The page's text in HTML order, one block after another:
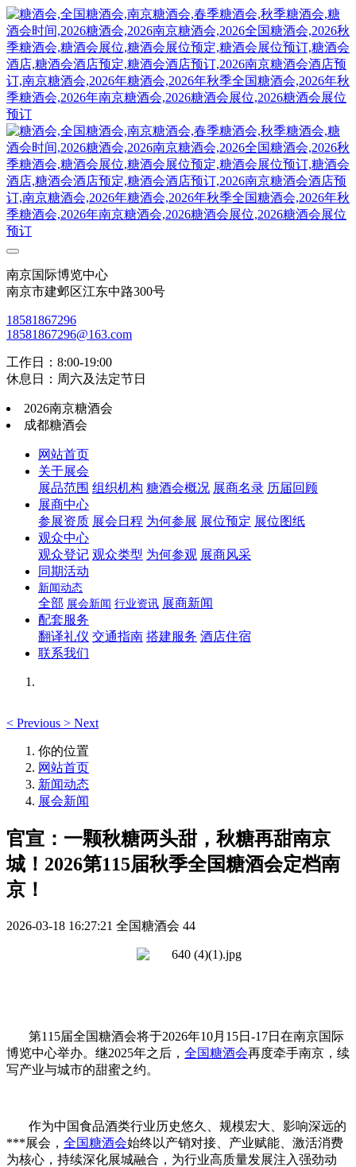
南京国际博览中心
南京市建邺区江东中路300号
18581867296
18581867296@163.com
工作日：8:00-19:00
休息日：周六及法定节日
2026南京糖酒会
成都糖酒会
网站首页
关于展会
展品范围 组织机构 糖酒会概况 展商名录 历届回顾
展商中心
参展资质 展会日程 为何参展 展位预定 展位图纸
观众中心
观众登记 观众类型 为何参观 展商风采
同期活动
新闻动态
全部 展会新闻 行业资讯 展商新闻
配套服务
翻译礼仪 交通指南 搭建服务 酒店住宿
联系我们
< Previous > Next
你的位置
网站首页
新闻动态
展会新闻
官宣：一颗秋糖两头甜，秋糖再甜南京
城！2026第115届秋季全国糖酒会定档南
京！
2026-03-18 16:27:21 全国糖酒会 44
第115届全国糖酒会将于2026年10月15日-17日在南京国际
博览中心举办。继2025年之后， 全国糖酒会再度牵手南京，续
写产业与城市的甜蜜之约。
作为中国食品酒类行业历史悠久、规模宏大、影响深远的
***展会， 全国糖酒会始终以产销对接、产业赋能、激活消费
为核心，持续深化展城融合，为行业高质量发展注入强劲动